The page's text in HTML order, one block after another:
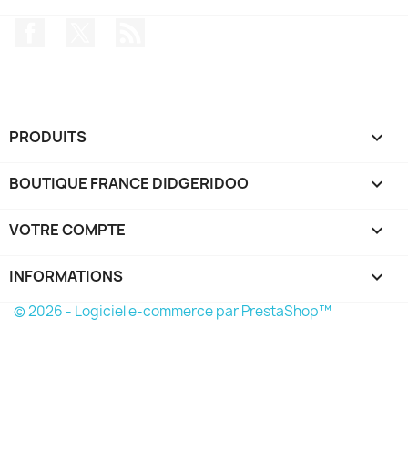
PRODUITS 
BOUTIQUE FRANCE DIDGERIDOO 
VOTRE COMPTE 
INFORMATIONS keyboard_arrow_down
© 2026 - Logiciel e-commerce par PrestaShop™